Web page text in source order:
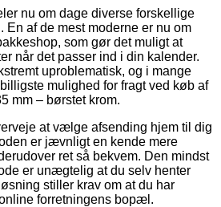
nu om dage diverse forskellige
En af de mest moderne er nu om
som gør det muligt at
når det passer ind i din kalender.
uproblematisk, og i mange
mulighed for fragt ved køb af
mm – børstet krom.
at vælge afsending hjem til dig
er jævnligt en kende mere
ret så bekvem. Den mindst
er unægtelig at du selv henter
stiller krav om at du har
forretningens bopæl.